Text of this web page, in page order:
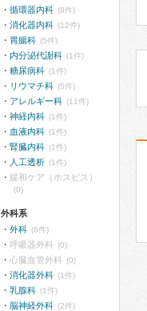
循環器内科 (8件)
消化器内科 (12件)
胃腸科 (5件)
内分泌代謝科 (1件)
糖尿病科 (1件)
リウマチ科 (5件)
アレルギー科 (11件)
神経内科 (1件)
血液内科 (1件)
腎臓内科 (1件)
人工透析 (1件)
緩和ケア（ホスピス）
(0)
外科系
外科 (6件)
呼吸器外科 (0)
心臓血管外科 (0)
消化器外科 (1件)
乳腺科 (1件)
脳神経外科 (2件)